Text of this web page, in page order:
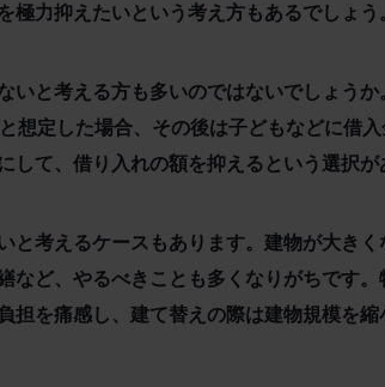
力抑えたいという考え方もあるでしょう
いと考える方も多いのではないでしょう
想定した場合、その後は子どもなどに借
て、借り入れの額を抑えるという選択が
考えるケースもあります。建物が大き
など、やるべきことも多くなりがちです
を痛感し、建て替えの際は建物規模を